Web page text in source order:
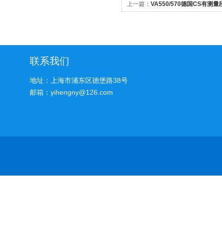
上一篇： VA550/570德国CS有测量
联系我们
地址：上海市浦东区德堡路38号
邮箱：yihengny@126.com